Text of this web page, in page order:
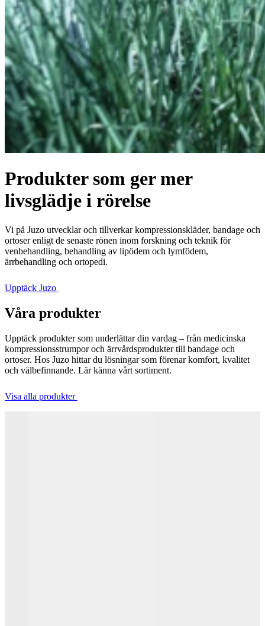
Produkter som ger mer
livsglädje i rörelse
Vi på Juzo utvecklar och tillverkar kompressionskläder, bandage och
ortoser enligt de senaste rönen inom forskning och teknik för
venbehandling, behandling av lipödem och lymfödem,
ärrbehandling och ortopedi.
Upptäck Juzo
Våra produkter
Upptäck produkter som underlättar din vardag – från medicinska
kompressionsstrumpor och ärrvårdsprodukter till bandage och
ortoser. Hos Juzo hittar du lösningar som förenar komfort, kvalitet
och välbefinnande. Lär känna vårt sortiment.
Visa alla produkter